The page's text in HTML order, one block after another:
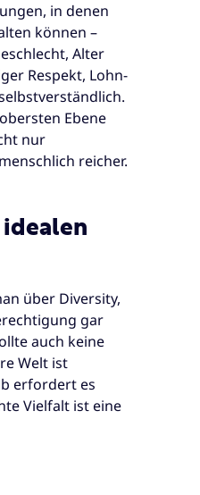
in denen
können –
Alter
Respekt, Lohn-
Ebene
nur
reicher.
über Diversity,
gar
auch keine
Welt ist
erfordert es
Vielfalt ist eine